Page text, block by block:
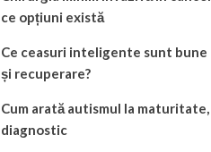
ce opțiuni există
Ce ceasuri inteligente sunt
și recuperare?
Cum arată autismul la
diagnostic